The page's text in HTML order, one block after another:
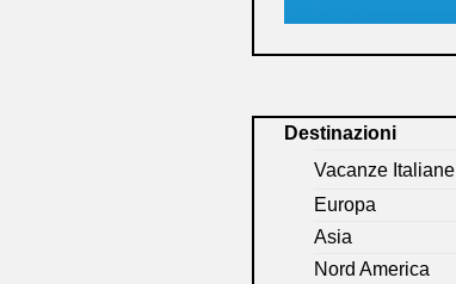
Destinazioni
Vacanze Italiane
Europa
Asia
Nord America